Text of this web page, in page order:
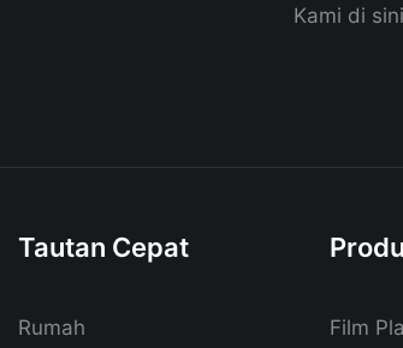
Kami di
Tautan Cepat
Rumah Film